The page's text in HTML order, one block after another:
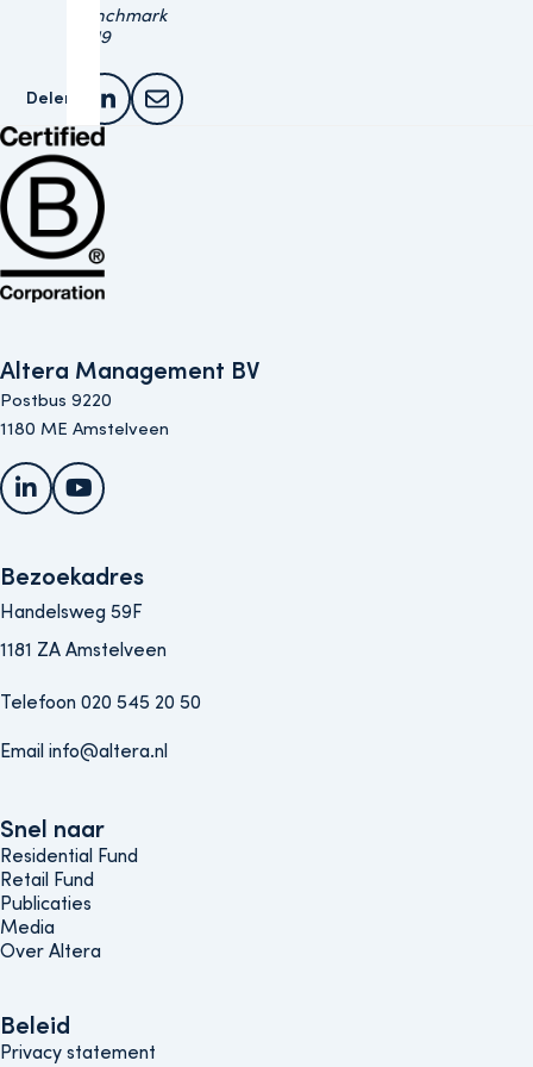
benchmark
2019
Delen: Deel dit artikel op LinkedIn
Deel dit artikel via e-mail
Bekijk de B Corp-certificering van Altera (opent in nieuw venster)
Altera Management BV
Postbus 9220
1180 ME Amstelveen
LinkedInYouTube
Bezoekadres
Handelsweg 59F
1181 ZA Amstelveen
Telefoon 020 545 20 50
Email info@altera.nl
Snel naar
Snel naar
Residential Fund
Retail Fund
Publicaties
Media
Over Altera
Beleids menu
Beleid
Privacy statement